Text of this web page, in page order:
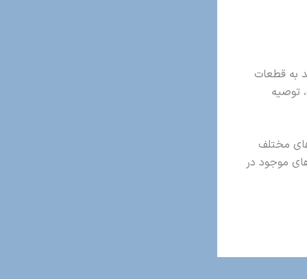
به قطعات
توصیه
مختلف
موجود در